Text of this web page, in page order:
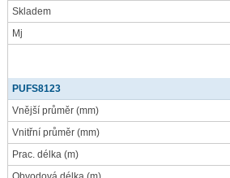
Skladem
Mj
PUFS8123
Vnější průměr (mm)
Vnitřní průměr (mm)
Prac. délka (m)